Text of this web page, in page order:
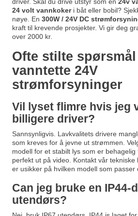
24 volt vannkokeri båt eller bobil?
nøye. En 300W / 24V DC
kraft til krevende prosjekter. Vi gir deg
over 2000 kr.
Ofte stilte
vanntette 24V
strømforsyninger
Vil lyset flimre hvis jeg
billigere driver?
Sannsynligvis. Lavkvalitets drivere
som kreves for å jevne ut strømmen.
modell for et stabilt lys som er
perfekt ut på video. Kontakt vår tekniske
er usikker på hvilken modell som passer
Can jeg bruke en IP44-
utendørs?